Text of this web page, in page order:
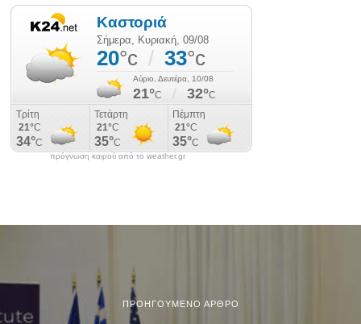
πρόγνωση καιρού από το weather.gr
ΠΡΟΗΓΟΎΜΕΝΟ ΆΡΘΡΟ